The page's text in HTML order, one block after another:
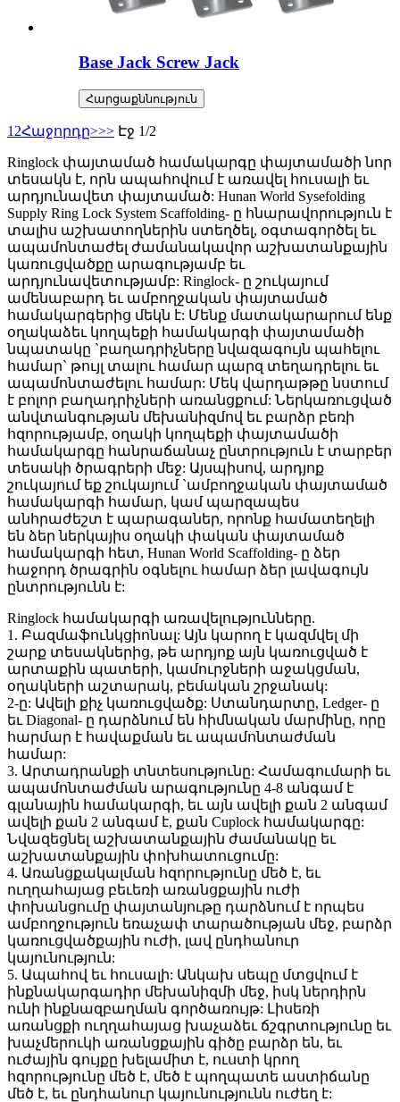
Base Jack Screw Jack
Հարցաքննություն
1 2Հաջորդը>>> Էջ 1/2
Ringlock փայտամած համակարգը փայտամածի նոր
տեսակն է, որն ապահովում է առավել հուսալի եւ
արդյունավետ փայտամած: Hunan World Sysefolding
Supply Ring Lock System Scaffolding- ը հնարավորություն է
տալիս աշխատողներին ստեղծել, օգտագործել եւ
ապամոնտաժել ժամանակավոր աշխատանքային
կառուցվածքը արագությամբ եւ
արդյունավետությամբ: Ringlock- ը շուկայում
ամենաբարդ եւ ամբողջական փայտամած
համակարգերից մեկն է: Մենք մատակարարում ենք
օղակաձեւ կողպեքի համակարգի փայտամածի
նպատակը `բաղադրիչները նվազագույն պահելու
համար` թույլ տալու համար պարզ տեղադրելու եւ
ապամոնտաժելու համար: Մեկ վարդաթթը նստում
է բոլոր բաղադրիչների առանցքում: Ներկառուցված
անվտանգության մեխանիզմով եւ բարձր բեռի
հզորությամբ, օղակի կողպեքի փայտամածի
համակարգը հանրաճանաչ ընտրություն է տարբեր
տեսակի ծրագրերի մեջ: Այսպիսով, արդյոք
շուկայում եք շուկայում `ամբողջական փայտամած
համակարգի համար, կամ պարզապես
անհրաժեշտ է պարագաներ, որոնք համատեղելի
են ձեր ներկայիս օղակի փական փայտամած
համակարգի հետ, Hunan World Scaffolding- ը ձեր
հաջորդ ծրագրին օգնելու համար ձեր լավագույն
ընտրությունն է:
Ringlock համակարգի առավելությունները.
1. Բազմաֆունկցիոնալ: Այն կարող է կազմվել մի
շարք տեսակներից, թե արդյոք այն կառուցված է
արտաքին պատերի, կամուրջների աջակցման,
օղակների աշտարակ, բեմական շրջանակ:
2-ը: Ավելի քիչ կառուցվածք: Ստանդարտը, Ledger- ը
եւ Diagonal- ը դարձնում են հիմնական մարմինը, որը
հարմար է հավաքման եւ ապամոնտաժման
համար:
3. Արտադրանքի տնտեսությունը: Համագումարի եւ
ապամոնտաժման արագությունը 4-8 անգամ է
գլանային համակարգի, եւ այն ավելի քան 2 անգամ
ավելի քան 2 անգամ է, քան Cuplock համակարգը:
Նվազեցնել աշխատանքային ժամանակը եւ
աշխատանքային փոխհատուցումը:
4. Առանցքակալման հզորությունը մեծ է, եւ
ուղղահայաց բեւեռի առանցքային ուժի
փոխանցումը փայտանյութը դարձնում է որպես
ամբողջություն եռաչափ տարածության մեջ, բարձր
կառուցվածքային ուժի, լավ ընդհանուր
կայունություն:
5. Ապահով եւ հուսալի: Անկախ սեպը մտցվում է
ինքնակարգադիր մեխանիզմի մեջ, իսկ ներդիրն
ունի ինքնազբաղման գործառույթ: Լիսեռի
առանցքի ուղղահայաց խաչաձեւ ճշգրտությունը եւ
խաչմերուկի առանցքային գիծը բարձր են, եւ
ուժային գույքը խելամիտ է, ուստի կրող
հզորությունը մեծ է, մեծ է պողպատե աստիճանը
մեծ է, եւ ընդհանուր կայունությունն ուժեղ է: